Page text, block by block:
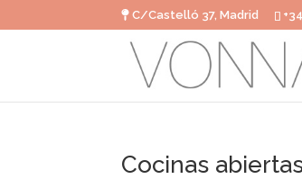
C/Castelló 37, Madrid
Cocinas